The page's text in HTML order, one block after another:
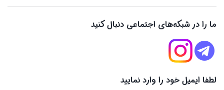
ما را در شبکه‌های اجتماعی دنبال کنید
لطفا ایمیل خود را وارد نمایید